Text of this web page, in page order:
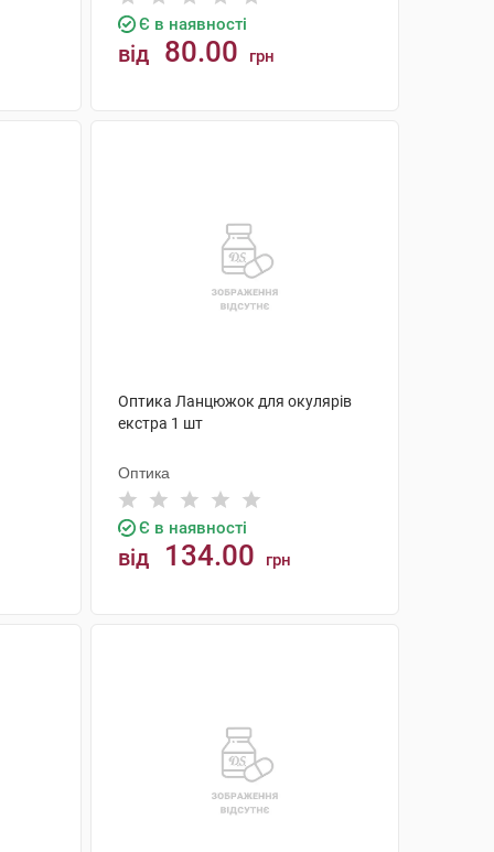
Є в наявності
від 80.00 грн
Оптика Ланцюжок для окулярів
екстра 1 шт
Оптика
Є в наявності
від 134.00 грн